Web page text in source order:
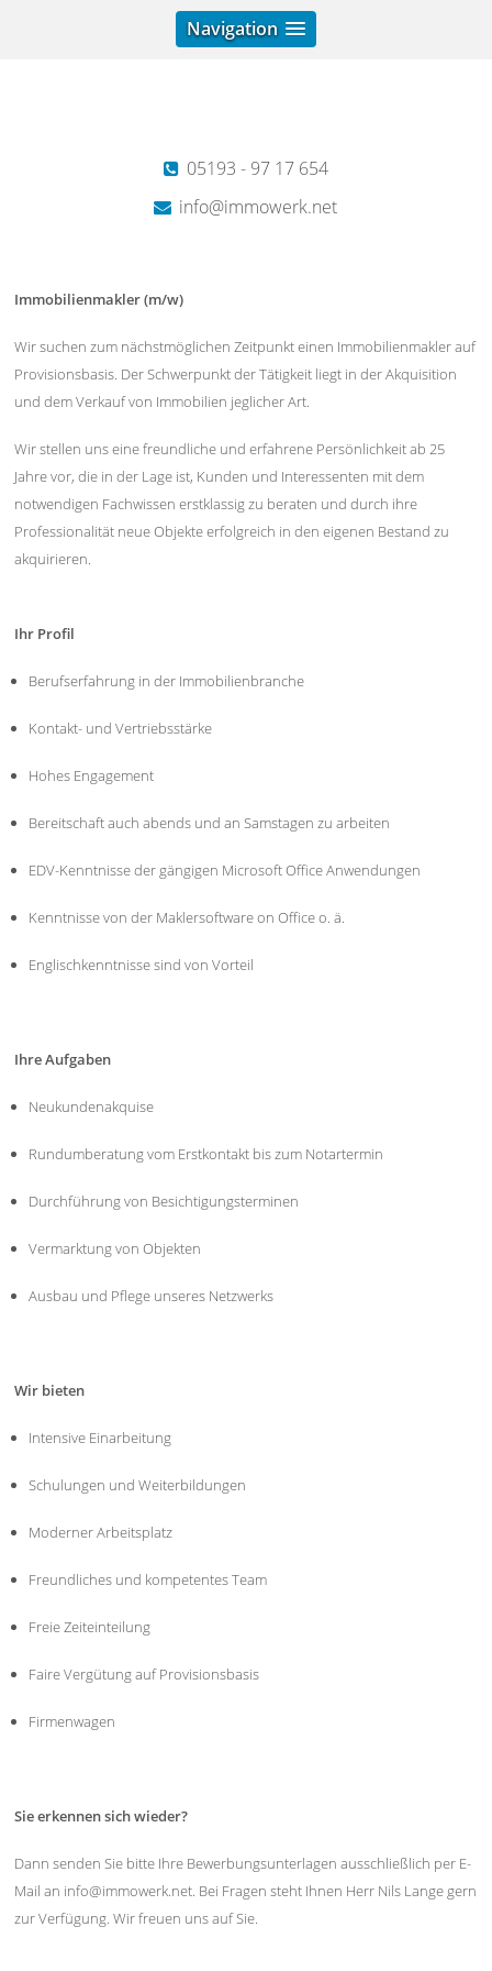
Navigation
05193 - 97 17 654
info@immowerk.net
Immobilienmakler (m/w)
Wir suchen zum nächstmöglichen Zeitpunkt einen Immobilienmakler auf
Provisionsbasis. Der Schwerpunkt der Tätigkeit liegt in der Akquisition
und dem Verkauf von Immobilien jeglicher Art.
Wir stellen uns eine freundliche und erfahrene Persönlichkeit ab 25
Jahre vor, die in der Lage ist, Kunden und Interessenten mit dem
notwendigen Fachwissen erstklassig zu beraten und durch ihre
Professionalität neue Objekte erfolgreich in den eigenen Bestand zu
akquirieren.
Ihr Profil
Berufserfahrung in der Immobilienbranche
Kontakt- und Vertriebsstärke
Hohes Engagement
Bereitschaft auch abends und an Samstagen zu arbeiten
EDV-Kenntnisse der gängigen Microsoft Office Anwendungen
Kenntnisse von der Maklersoftware on Office o. ä.
Englischkenntnisse sind von Vorteil
Ihre Aufgaben
Neukundenakquise
Rundumberatung vom Erstkontakt bis zum Notartermin
Durchführung von Besichtigungsterminen
Vermarktung von Objekten
Ausbau und Pflege unseres Netzwerks
Wir bieten
Intensive Einarbeitung
Schulungen und Weiterbildungen
Moderner Arbeitsplatz
Freundliches und kompetentes Team
Freie Zeiteinteilung
Faire Vergütung auf Provisionsbasis
Firmenwagen
Sie erkennen sich wieder?
Dann senden Sie bitte Ihre Bewerbungsunterlagen ausschließlich per E-
Mail an info@immowerk.net. Bei Fragen steht Ihnen Herr Nils Lange gern
zur Verfügung. Wir freuen uns auf Sie.